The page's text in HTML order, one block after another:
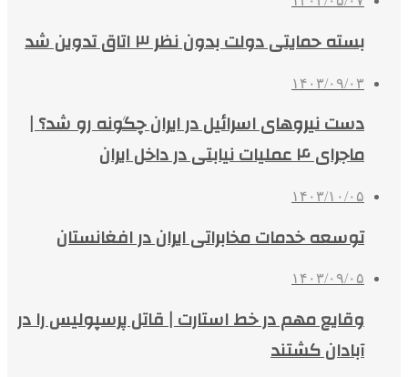
بسته حمایتی دولت بدون نظر ۳ اتاق تدوین شد
۱۴۰۳/۰۹/۰۳
دست نیروهای اسرائیل در ایران چگونه رو شد؟ |
ماجرای ۴ عملیات نیابتی در داخل ایران
۱۴۰۳/۱۰/۰۵
توسعه خدمات مخابراتی ایران در افغانستان
۱۴۰۳/۰۹/۰۵
وقایع مهم در خط استارت | قاتل پرسپولیس را در
آبادان کشتند